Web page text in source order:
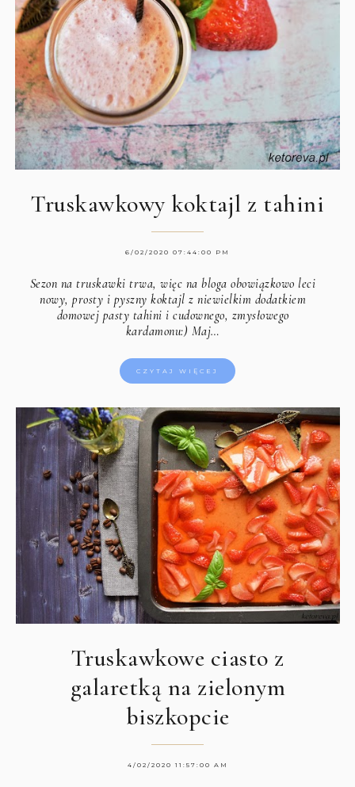
Truskawkowy koktajl z tahini
6/02/2020 07:44:00 PM
Sezon na truskawki trwa, więc na bloga obowiązkowo leci
nowy, prosty i pyszny koktajl z niewielkim dodatkiem
domowej pasty tahini i cudownego, zmysłowego
kardamonu:) Maj…
CZYTAJ WIĘCEJ
Truskawkowe ciasto z
galaretką na zielonym
biszkopcie
4/02/2020 11:57:00 AM